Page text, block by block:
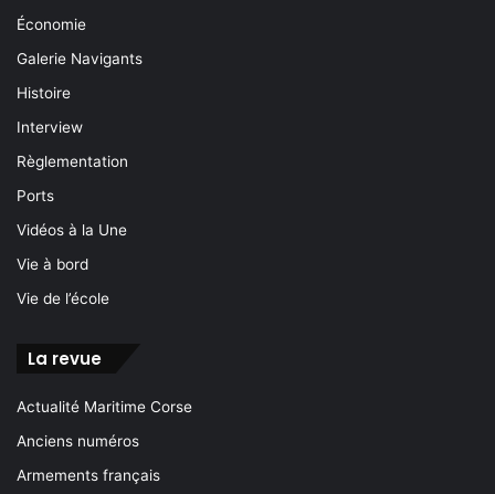
Économie
Galerie Navigants
Histoire
Interview
Règlementation
Ports
Vidéos à la Une
Vie à bord
Vie de l’école
La revue
Actualité Maritime Corse
Anciens numéros
Armements français